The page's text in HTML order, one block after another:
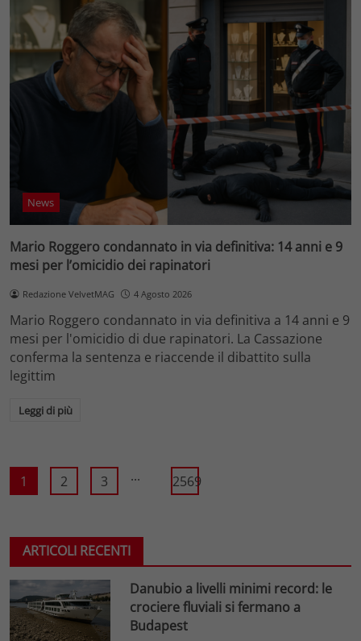
News
Mario Roggero condannato in via definitiva: 14 anni e 9
mesi per l’omicidio dei rapinatori
Redazione VelvetMAG 4 Agosto 2026
Mario Roggero condannato in via definitiva a 14 anni e 9
mesi per l'omicidio di due rapinatori. La Cassazione
conferma la sentenza e riaccende il dibattito sulla
legittim
Leggi di più
1 2 3 ... 2569
ARTICOLI RECENTI
Danubio a livelli minimi record: le
crociere fluviali si fermano a
Budapest